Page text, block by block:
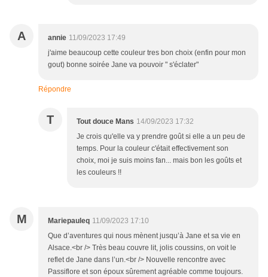
A annie 11/09/2023 17:49
j'aime beaucoup cette couleur tres bon choix (enfin pour mon
gout) bonne soirée Jane va pouvoir " s'éclater"
Répondre
T Tout douce Mans 14/09/2023 17:32
Je crois qu'elle va y prendre goût si elle a un peu de
temps. Pour la couleur c'était effectivement son
choix, moi je suis moins fan... mais bon les goûts et
les couleurs !!
M Mariepauleq 11/09/2023 17:10
Que d’aventures qui nous mènent jusqu’à Jane et sa vie en
Alsace.<br /> Très beau couvre lit, jolis coussins, on voit le
reflet de Jane dans l’un.<br /> Nouvelle rencontre avec
Passiflore et son époux sûrement agréable comme toujours.